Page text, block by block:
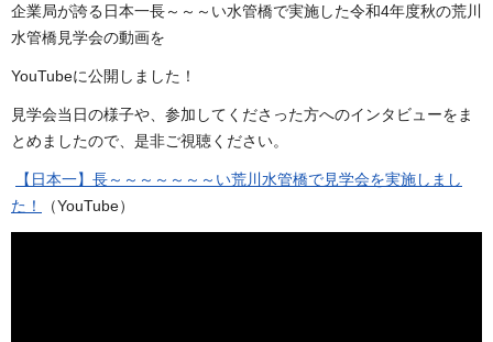
企業局が誇る日本一長～～～い水管橋で実施した令和4年度秋の荒川
水管橋見学会の動画を
YouTubeに公開しました！
見学会当日の様子や、参加してくださった方へのインタビューをま
とめましたので、是非ご視聴ください。
【日本一】長～～～～～～～い荒川水管橋で見学会を実施しまし
た！
（YouTube）